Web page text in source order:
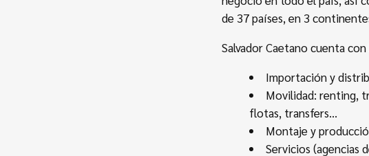
de 37 países, en 3
Salvador Caetano cuenta
Importación y
Movilidad: renting,
flotas, transfers…
Montaje y
Servicios (agencias